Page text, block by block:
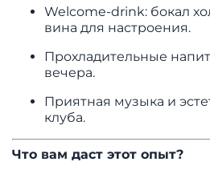
Welcome-drink: бокал
вина для настроения.
Прохладительные
вечера.
Приятная музыка и
клуба.
Что вам даст этот опыт?